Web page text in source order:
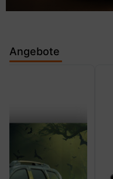
Angebote